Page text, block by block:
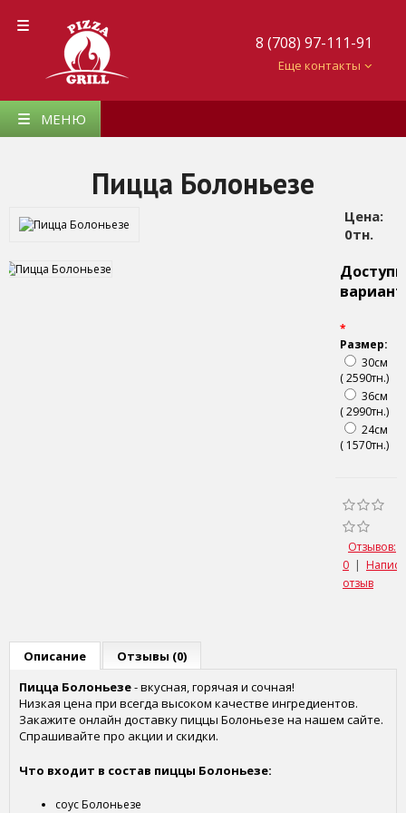
8 (708) 97-111-91
Еще контакты
МЕНЮ
Пицца Болоньезе
Цена:
0тн.
*
Размер:
30см
( 2590тн.)
36см
( 2990тн.)
24см
( 1570тн.)
Отзывов:
0 |
отзыв
Описание
Отзывы (0)
Пицца Болоньезе- вкусная, горячая и сочная!
Низкая цена при всегда высоком качестве ингредиентов.
Закажите онлайн доставку пиццы Болоньезе на нашем сайте.
Спрашивайте про акции и скидки.
Что входит в состав пиццы Болоньезе:
соус Болоньезе